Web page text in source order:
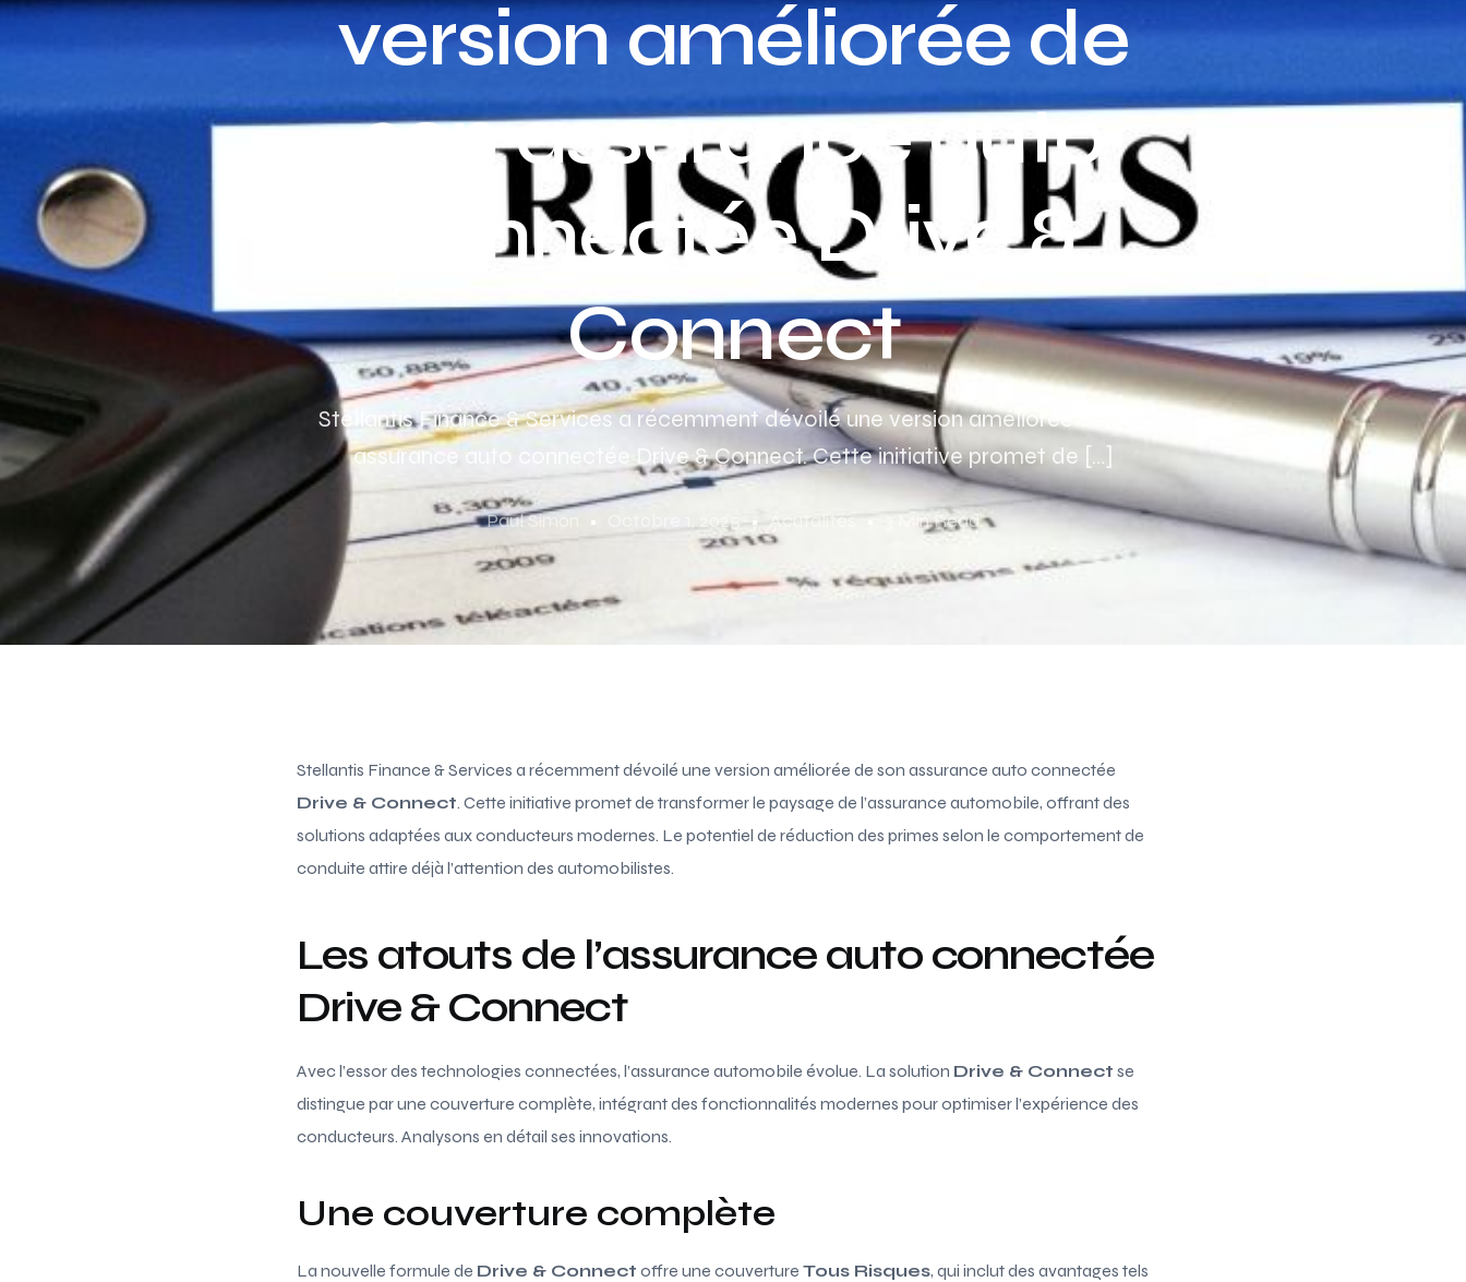
Assurance auto Toulouse
Assurance auto Marseille
version améliorée de
son assurance auto
connectée Drive &
Connect
Stellantis Finance & Services a récemment dévoilé une version améliorée de son
assurance auto connectée Drive & Connect. Cette initiative promet de […]
Paul Simon Octobre 1, 2025 Acutalités 3 Min Read
Stellantis Finance & Services a récemment dévoilé une version améliorée de son assurance auto connectée
Drive & Connect. Cette initiative promet de transformer le paysage de l’assurance automobile, offrant des
solutions adaptées aux conducteurs modernes. Le potentiel de réduction des primes selon le comportement de
conduite attire déjà l’attention des automobilistes.
Les atouts de l’assurance auto connectée
Drive & Connect
Avec l’essor des technologies connectées, l’assurance automobile évolue. La solution Drive & Connect se
distingue par une couverture complète, intégrant des fonctionnalités modernes pour optimiser l’expérience des
conducteurs. Analysons en détail ses innovations.
Une couverture complète
La nouvelle formule de Drive & Connect offre une couverture Tous Risques, qui inclut des avantages tels